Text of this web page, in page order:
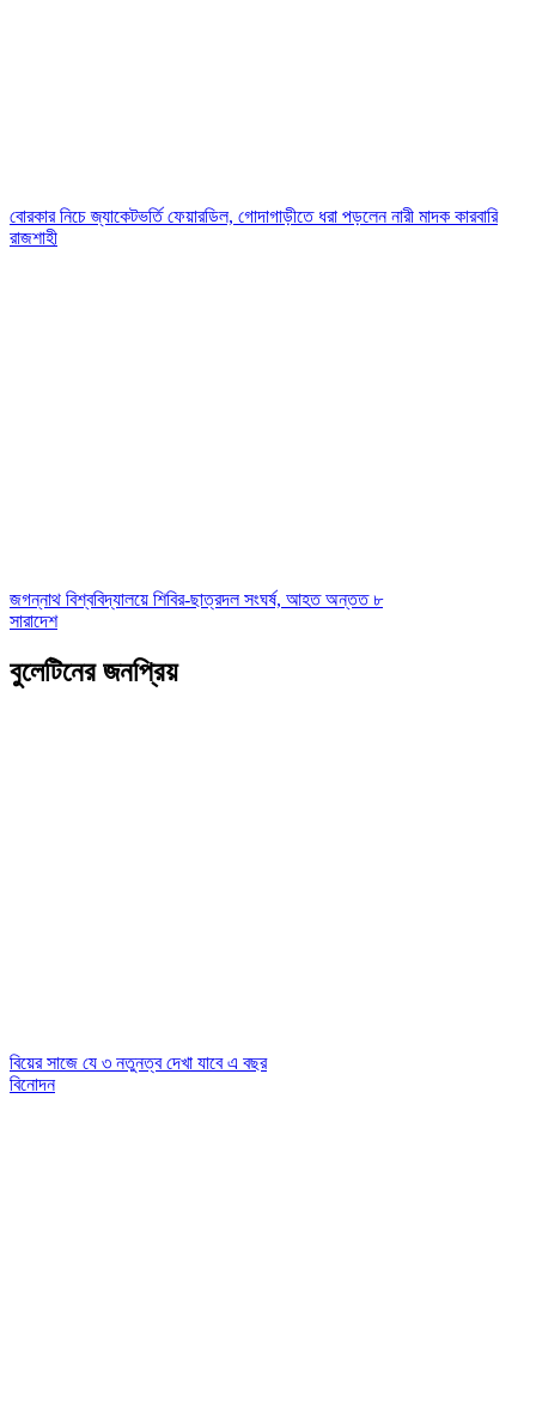
বোরকার নিচে জ্যাকেটভর্তি ফেয়ারডিল, গোদাগাড়ীতে ধরা পড়লেন নারী মাদক কারবারি
রাজশাহী
জগন্নাথ বিশ্ববিদ্যালয়ে শিবির-ছাত্রদল সংঘর্ষ, আহত অন্তত ৮
সারাদেশ
বুলেটিনের জনপ্রিয়
বিয়ের সাজে যে ৩ নতুনত্ব দেখা যাবে এ বছর
বিনোদন